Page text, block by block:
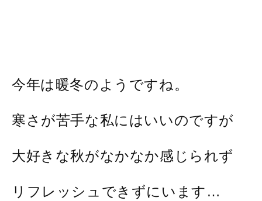
今年は暖冬のようですね。
寒さが苦手な私にはいいのですが
大好きな秋がなかなか感じられず
リフレッシュできずにいます…